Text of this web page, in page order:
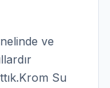
ve
Krom Su